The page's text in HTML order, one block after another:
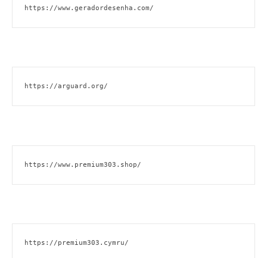
https://www.geradordesenha.com/
https://arguard.org/
https://www.premium303.shop/
https://premium303.cymru/